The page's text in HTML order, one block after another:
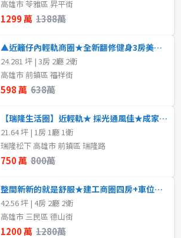
高雄市 苓雅區 昇平街
1299 萬 1388萬
▲近籬仔內輕軌商圈★全新翻修健身3房美寓◆
24.281 坪 | 3房 2廳 2衛
高雄市 前鎮區 福祥街
598 萬 638萬
【瑞隆生活圈】近輕軌★ 採光通風佳★成家首選
21.64 坪 | 1房 1廳 1衛
瑞隆松下 高雄市 前鎮區 瑞隆路
750 萬 800萬
整間新新的就是舒服★建工商圈四房+車位★前後陽台
42.56 坪 | 4房 2廳 2衛
高雄市 三民區 德山街
1200 萬 1280萬